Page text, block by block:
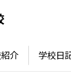
介 学校日